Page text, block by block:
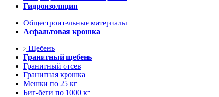
Гидроизоляция
Общестроительные материалы
Асфальтовая крошка
Щебень
Гранитный щебень
Гранитный отсев
Гранитная крошка
Мешки по 25 кг
Биг-беги по 1000 кг